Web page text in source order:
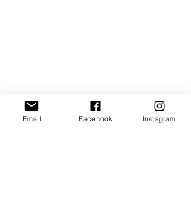
Email Facebook Instagram